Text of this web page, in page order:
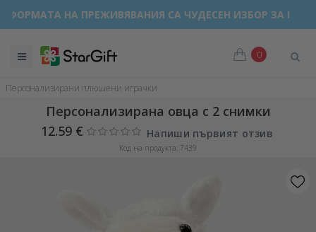
НА ПРЕЖИВЯВАНИЯ СА ЧУДЕСЕН ИЗБОР ЗА ВСЕКИ
0
Персонализирани плюшени играчки
Персонализирана овца с 2 снимки
12.59 €
Напиши първият отзив
Код на продукта: 7439